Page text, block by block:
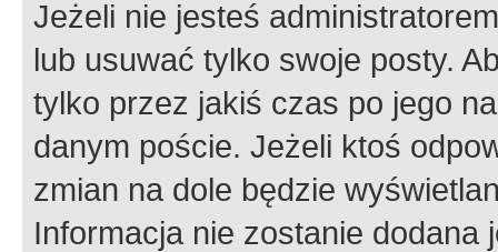
Jeżeli nie jesteś
lub usuwać tylko swoje posty.
tylko przez jakiś czas po jego
danym poście. Jeżeli ktoś
zmian na dole będzie
Informacja nie zostanie dodana